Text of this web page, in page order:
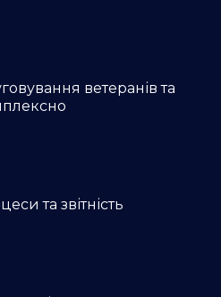
ветеранів та
та звітність